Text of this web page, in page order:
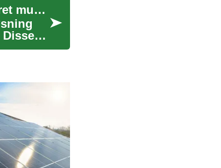
Tandimplantater: En omfattende guide til forbedret mundtlig sundhed